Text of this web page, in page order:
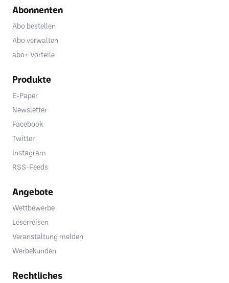
Abonnenten
Abo bestellen
Abo verwalten
abo+ Vorteile
Produkte
E-Paper
Newsletter
Facebook
Twitter
Instagram
RSS-Feeds
Angebote
Wettbewerbe
Leserreisen
Veranstaltung melden
Werbekunden
Rechtliches